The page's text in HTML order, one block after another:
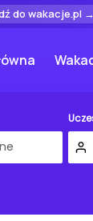
do wakacje.pl